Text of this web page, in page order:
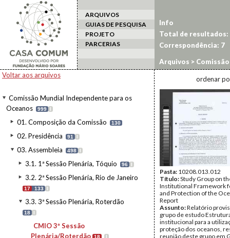
ARQUIVOS
GUIAS DE PESQUISA
PROJETO
PARCERIAS
Voltar aos arquivos
Comissão Mundial Independente para os
Oceanos
999 I
01. Composição da Comissão 130
02. Presidência 91 I
03. Assembleia 498 I
3.1. 1ª Sessão Plenária, Tóquio 96 I
3.2. 2ª Sessão Plenária, Rio de Janeiro
17 133 I
3.3. 3ª Sessão Plenária, Roterdão
18 I
CMIO 3ª Sessão
Plenária/Roterdão 18 I
Info
Total de resultados:
Correspondência: 7
Arquivos >
Roterdão>CMIO 3ª
ordenar
Pasta: 10208.013.012
Título:Study Group on
Institutional Framework
and Protection of the
Report
Assunto:Relatório
grupo de estudo
institucional para a
proteção dos oceanos,
reunião deste grupo em